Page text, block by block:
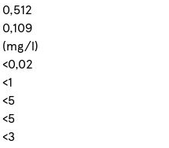
0,512
0,109
(mg/l)
<0,02
<1
<5
<5
<3